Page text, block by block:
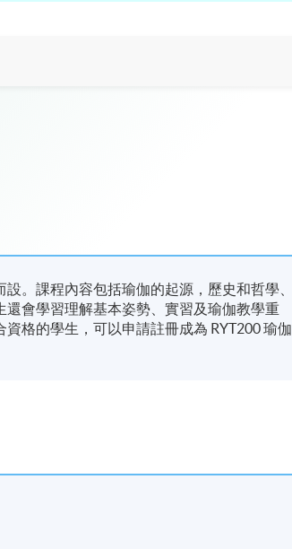
。課程內容包括瑜伽的起源，歷史和哲學、
會學習理解基本姿勢、實習及瑜伽教學重
格的學生，可以申請註冊成為 RYT200 瑜伽